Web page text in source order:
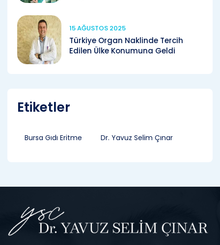
15 AĞUSTOS 2025
Türkiye Organ Naklinde Tercih
Edilen Ülke Konumuna Geldi
Etiketler
Bursa Gıdı Eritme Dr. Yavuz Selim Çınar